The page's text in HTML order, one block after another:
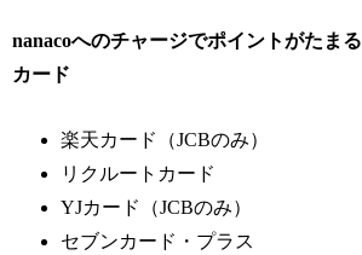
nanacoへのチャージでポイントがたまる
カード
楽天カード（JCBのみ）
リクルートカード
YJカード（JCBのみ）
セブンカード・プラス